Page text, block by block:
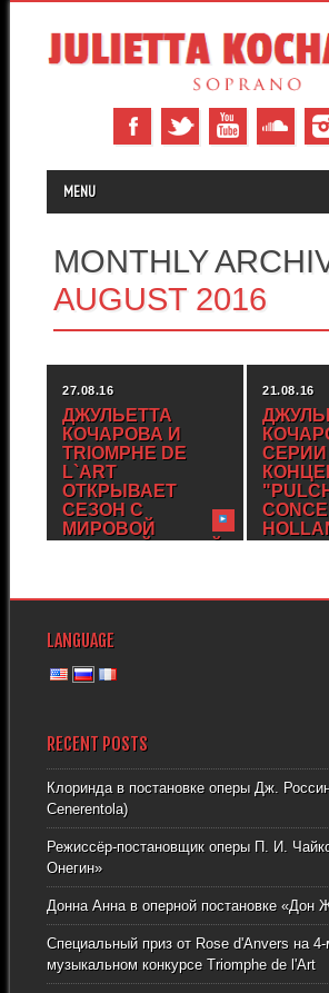
MAIN MENU
MENU
MONTHLY
AUGUST 2016
27.08.16
ДЖУЛЬЕТТА
КОЧАРОВА И
TRIOMPHE DE
L`ART
ОТКРЫВАЕТ
СЕЗОН С
МИРОВОЙ
впервые в Бельгии!
Джульетта Кочарова и...
21.08.16
СЕРИИ
участие в
LANGUAGE
RECENT POSTS
Клоринда в постановке оперы Дж.
Cenerentola)
Режиссёр-постановщик оперы П. И.
Онегин»
Донна Анна в оперной постановке «Дон
Специальный приз от Rose d'Anvers на
музыкальном конкурсе Triomphe de l'Art